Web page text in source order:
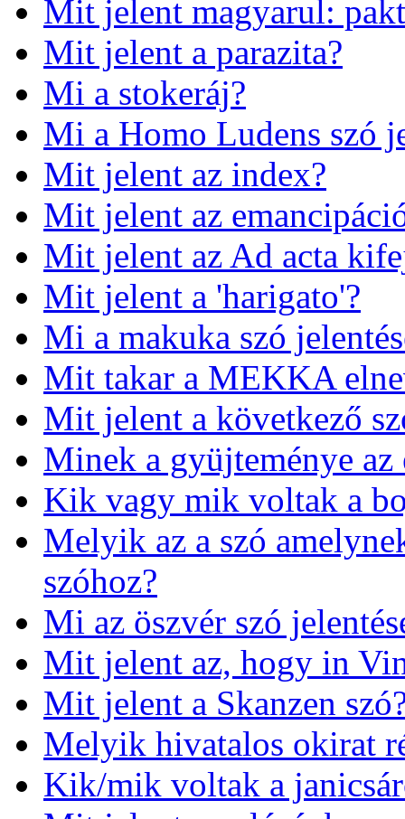
Mit jelent magyarul:
Mit jelent a parazita?
Mi a stokeráj?
Mi a Homo Ludens szó
Mit jelent az index?
Mit jelent az
Mit jelent az Ad acta
Mit jelent a 'harigato'?
Mi a makuka szó
Mit takar a MEKKA
Mit jelent a következő
Minek a gyüjteménye az
Kik vagy mik voltak a
Melyik az a szó
szóhoz?
Mi az öszvér szó
Mit jelent az, hogy in
Mit jelent a Skanzen
Melyik hivatalos okirat
Kik/mik voltak a